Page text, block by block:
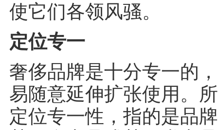
使它们各领风骚。
定位专一
奢侈品牌是十分专一的
易随意延伸扩张使用。
定位专一性，指的是品